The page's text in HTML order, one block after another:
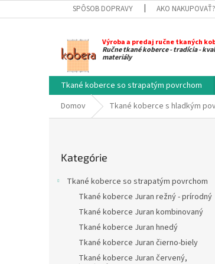
na
SPÔSOB DOPRAVY AKO NAKUPOVAŤ?
Výroba a predaj ručne tkaných
Ručne tkané koberce - tradícia -
materiály
Tkané koberce so strapatým povrchom
Domov
Tkané koberce s hladkým
kategórie
Kategórie
Tkané koberce so strapatým povrchom
Tkané koberce Juran režný - prírodný
Tkané koberce Juran kombinovaný
Tkané koberce Juran hnedý
Tkané koberce Juran čierno-biely
Tkané koberce Juran červený,